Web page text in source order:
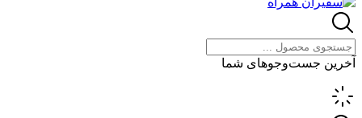
آخرین جست‌وجوهای شما